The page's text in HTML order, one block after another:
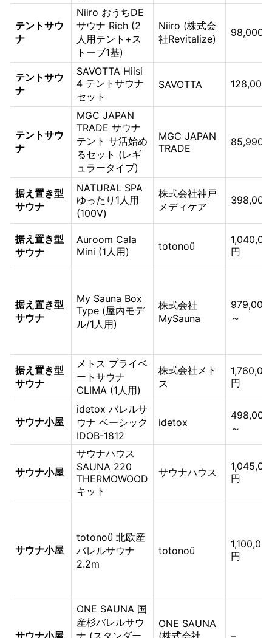
テントサウ
ナ
Niiro おうちDE
サウナ Rich (2
人用テント+ス
トーブ1基)
Niiro (株式会
社Revitalize)
98,000
テントサウ
ナ
SAVOTTA Hiisi
4 テントサウナ
セット
SAVOTTA 128,000
テントサウ
ナ
MGC JAPAN
TRADE サウナ
テント サ活始め
るセット (レギ
ュラータイプ)
MGC JAPAN
TRADE
85,990
据え置き型
サウナ
NATURAL SPA
ゆったり1人用
(100V)
株式会社神戸
メディケア
398,000
据え置き型
サウナ
Auroom Cala
Mini (1人用)
totonoü
円
据え置き型
サウナ
My Sauna Box
Type (屋内モデ
ル/1人用)
株式会社
MySauna
979,000
～
据え置き型
サウナ
メトス プライベ
ートサウナ
CLIMA (1人用)
株式会社メト
ス
円
サウナ小屋
idetox バレルサ
ウナ ベーシック
IDOB-1812
idetox
498,000
～
サウナ小屋
サウナハウス
SAUNA 220
THERMOWOOD
キット
サウナハウス
円
サウナ小屋
totonoü 北欧産
バレルサウナ
2.2m
totonoü
円
サウナ小屋
ONE SAUNA 国
産杉バレルサウ
ナ (スタンダー
ONE SAUNA
(株式会社